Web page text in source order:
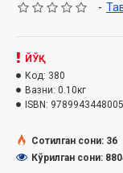
-
ЙЎҚ
Код: 380
Вазни: 0.10кг
ISBN: 9789943448005
Сотилган сони: 36
Кўрилган сони: